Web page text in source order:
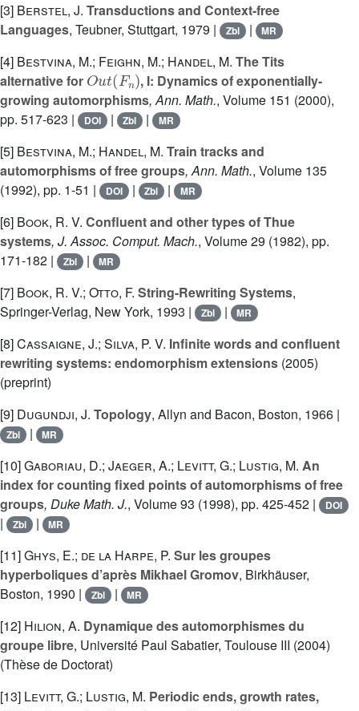
[3] Berstel, J. Transductions and Context-free
Languages, Teubner, Stuttgart, 1979 | Zbl | MR
[4] Bestvina, M.; Feighn, M.; Handel, M. The Tits
alternative for
O ut(Fn)
, I: Dynamics of exponentially-
growing automorphisms, Ann. Math., Volume 151 (2000),
pp. 517-623 |
DOI | Zbl | MR
[5] Bestvina, M.; Handel, M. Train tracks and
automorphisms of free groups, Ann. Math., Volume 135
(1992), pp. 1-51 |
DOI | Zbl | MR
[6] Book, R. V. Confluent and other types of Thue
systems, J. Assoc. Comput. Mach., Volume 29 (1982), pp.
171-182 |
Zbl | MR
[7] Book, R. V.; Otto, F. String-Rewriting Systems,
Springer-Verlag, New York, 1993 |
Zbl | MR
[8]Cassaigne, J.; Silva, P. V. Infinite words and confluent
rewriting systems: endomorphism extensions (2005)
(preprint)
[9] Dugundji, J. Topology, Allyn and Bacon, Boston, 1966 |
Zbl | MR
[10]Gaboriau, D.; Jaeger, A.; Levitt, G.; Lustig, M. An
index for counting fixed points of automorphisms of free
groups, Duke Math. J., Volume 93 (1998), pp. 425-452 | DOI
| Zbl | MR
[11]Ghys, E.; de la Harpe, P. Sur les groupes
hyperboliques d’après Mikhael Gromov, Birkhäuser,
Boston, 1990 |
Zbl | MR
[12] Hilion, A. Dynamique des automorphismes du
groupe libre, Université Paul Sabatier, Toulouse III (2004)
(Thèse de Doctorat)
[13] Levitt, G.; Lustig, M. Periodic ends, growth rates,